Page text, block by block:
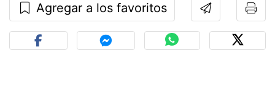
Agregar a los favoritos